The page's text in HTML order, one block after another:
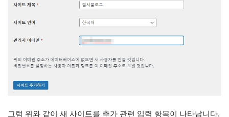
그럼 위와 같이 새 사이트를 추가 관련 입력 항목이 나타납니다.